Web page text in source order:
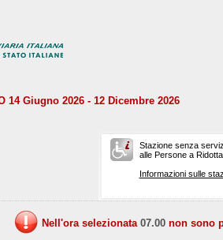
14 Giugno 2026 - 12 Dicembre 2026
Stazione senza
alle Persone a
Informazioni sulle
Nell'ora selezionata 07.00 non sono